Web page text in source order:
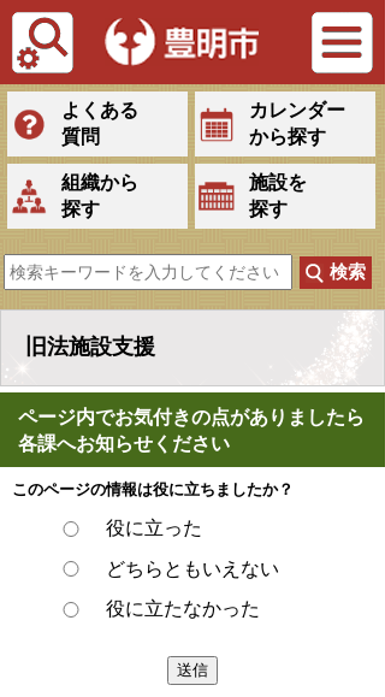
Tiếng Việt
よくある
質問
カレンダー
から探す
組織から
探す
施設を
探す
旧法施設支援
ページ内でお気付きの点がありましたら
各課へお知らせください
このページの情報は役に立ちましたか？
役に立った
どちらともいえない
役に立たなかった